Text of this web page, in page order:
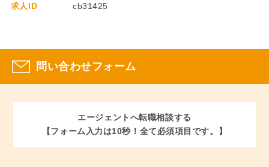
求人ID cb31425
問い合わせフォーム
エージェントへ転職相談する
【フォーム入力は10秒！全て必須項目です。】